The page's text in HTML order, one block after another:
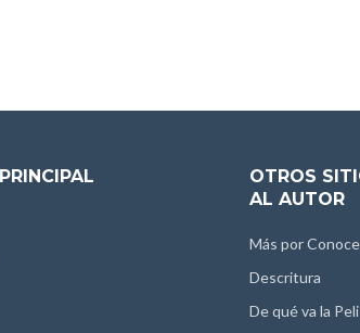
OTROS
AL AUTOR
Más por
Descritura
De qué va la Peli